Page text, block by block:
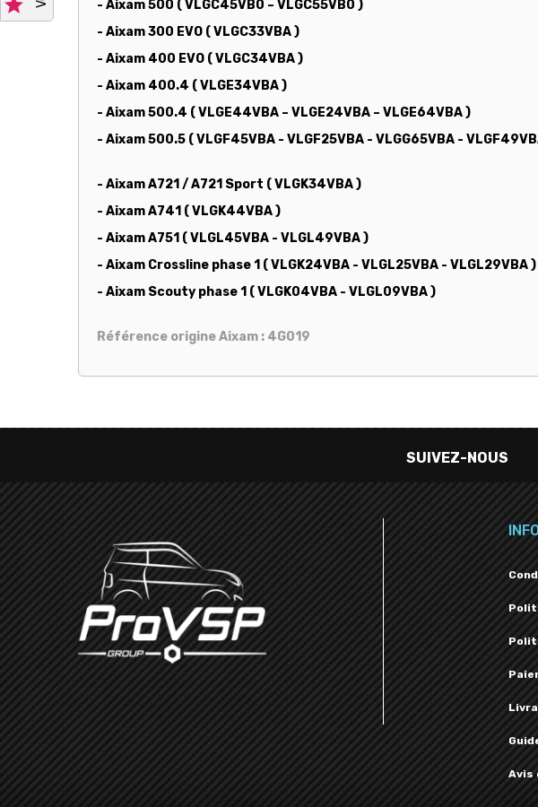

- Aixam 500 ( VLGC45VB0 – VLGC55VB0 )
- Aixam 300 EVO ( VLGC33VBA )
- Aixam 400 EVO ( VLGC34VBA )
- Aixam 400.4 ( VLGE34VBA )
- Aixam 500.4 ( VLGE44VBA – VLGE24VBA – VLGE64VBA )
- Aixam 500.5 ( VLGF45VBA - VLGF25VBA - VLGG65VBA -
- Aixam A721 / A721 Sport ( VLGK34VBA )
- Aixam A741 ( VLGK44VBA )
- Aixam A751 ( VLGL45VBA - VLGL49VBA )
- Aixam Crossline phase 1 ( VLGK24VBA - VLGL25VBA - VLGL29VBA )
- Aixam Scouty phase 1 ( VLGK04VBA - VLGL09VBA )
Référence origine Aixam : 4G019
SUIVEZ-NOUS
Avis